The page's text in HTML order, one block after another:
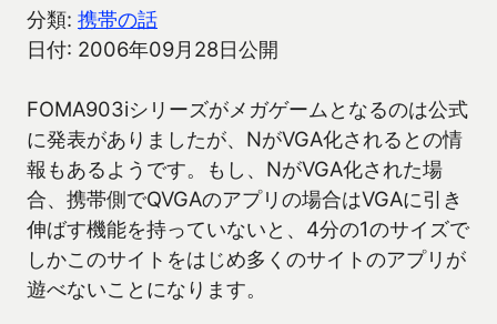
分類: 携帯の話
日付: 2006年09月28日公開
FOMA903iシリーズがメガゲームとなるのは公式
に発表がありましたが、NがVGA化されるとの情
報もあるようです。もし、NがVGA化された場
合、携帯側でQVGAのアプリの場合はVGAに引き
伸ばす機能を持っていないと、4分の1のサイズで
しかこのサイトをはじめ多くのサイトのアプリが
遊べないことになります。